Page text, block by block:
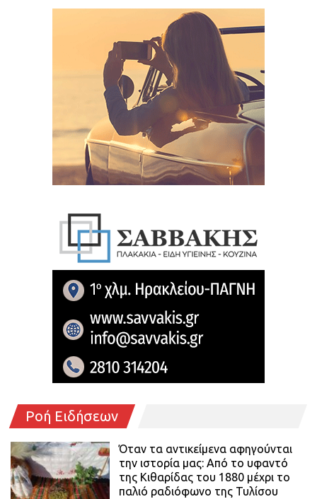
Ροή Ειδήσεων
Όταν τα αντικείμενα αφηγούνται
την ιστορία μας: Από το υφαντό
της Κιθαρίδας του 1880 μέχρι το
παλιό ραδιόφωνο της Τυλίσου